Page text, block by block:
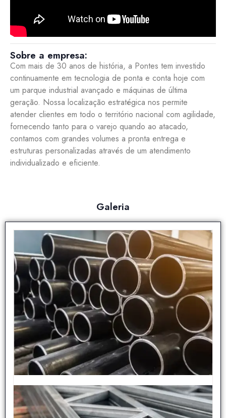
Sobre a empresa:
Com mais de 30 anos de história, a Pontes tem investido
continuamente em tecnologia de ponta e conta hoje com
um parque industrial avançado e máquinas de última
geração. Nossa localização estratégica nos permite
atender clientes em todo o território nacional com agilidade,
fornecendo tanto para o varejo quando ao atacado,
contamos com grandes volumes a pronta entrega e
estruturas personalizadas através de um atendimento
individualizado e eficiente.
Galeria